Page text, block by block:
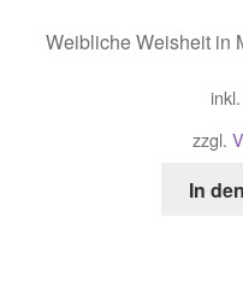
Weibliche Weisheit in
zzgl.
In